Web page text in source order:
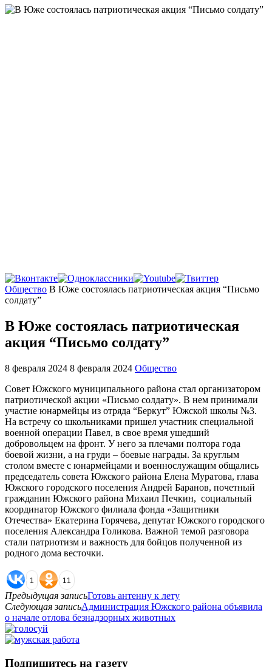
Главная
Общество В Юже состоялась патриотическая акция “Письмо
солдату”
В Юже состоялась патриотическая
акция “Письмо солдату”
8 февраля 2024 8 февраля 2024 Общество
Совет Южского муниципального района стал организатором
патриотической акции «Письмо солдату». В нем принимали
участие юнармейцы из отряда “Беркут” Южской школы №3.
На встречу со школьниками пришел участник специальной
военной операции Павел, в свое время ушедший
добровольцем на фронт. У него за плечами полтора года
боевой жизни, а на груди – боевые награды. За круглым
столом вместе с юнармейцами и военнослужащим общались
председатель совета Южского района Елена Муратова, глава
Южского городского поселения Андрей Баранов, почетный
гражданин Южского района Михаил Печкин, социальный
координатор Южского филиала фонда «Защитники
Отечества» Екатерина Горячева, депутат Южского городского
поселения Александра Голикова. Важной темой разговора
стали патриотизм и важность для бойцов полученной из
родного дома весточки.
1 11
Предыдущая записьГотовь антенну к лету
Следующая записьАдминистрация Южского района объявила
о начале отлова безнадзорных животных
Подпишитесь на газету